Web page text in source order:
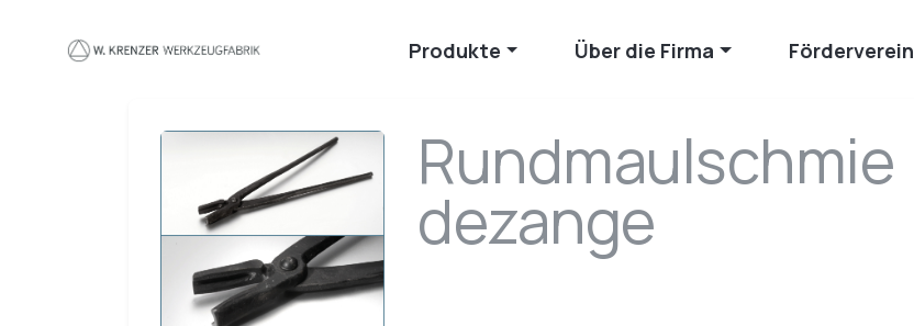
Produkte Über die Firma Förderverein
Rundmaulschmie
dezange